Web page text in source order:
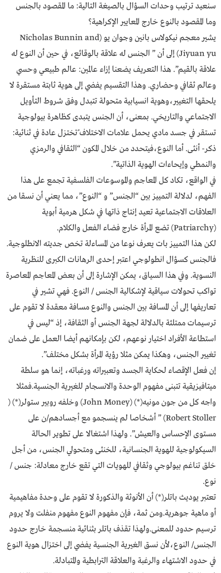
سنعيد ترتيب وحدات السؤال بالصيغة التالية: ما المقصود بالجنس
وما المقصود بالنوع خارج المعايير الإكراهية؟
يشير معجم نيكولاس بانين وجوان يو (Nicholas Bunnin and
Jiyuan yu) إلى أن ” الجنس له علاقة بالوقائع، في حين أن النوع له
علاقة بالقيم”. هذا التعريف يضعنا إزاء عالمين: عالم طبيعي وحسي
وعالم ثقافي وحضاري. وهذا التقسيم يفضي إلى هوية ثابتة مستقرة لا
يلحقها التغيير،وهوية انسيابية متحولة تتبدل وفق شروط التأويل
الاجتماعي والتاريخي. بمعنى، أن الجنس يتبدى كظاهرة بيولوجية
تستقر في جسد مادي يحمل علامات الاختلاف ُتختزل عادة في ثنائية:
ذكر- أنثى. أما النوع،فيتحدد من خلال المكون “الثقافي والرمزي
والنمطي وإيحاءات الهوية الذاتية”.
في الواقع، تكاد كل المعاجم والموسوعات الفلسفية تجمع على هذا
الفهم، لدلالة التمييز بين “الجنس” و “النوع”، مما يعني أن نسقا من
العلاقات الاجتماعية تعيد إنتاج ذاتها في شكل هرمية أبوية
(Patriarchy) تضع المرأة خارج فضاء الفعل والكلام.
لكن هذا التمييز بات يعرف نوعا من المساءلة تخص جديته الانطلوجية.
فالجنس كسؤال انطولوجي اعتبر إحدى الرهانات الكبرى للنظرية
النسوية. وفي هذا السياق، يمكن الإشارة إلى أن بعض المعاجم المعاصرة
تواكب تحولات سياقية لإشكالية الجنس / النوع. فهي تشير في
تعاريفها إلى أن المسافة بين الجنس والنوع مسافة معقدة لا تقوم على
ترسيمات ممتلئة بالدلالة لجهة الجنس أو الثقافة، إذ “ليس في
استطاعة الأفراد اختيار نوعهم، لكن بإمكانهم أيضا العمل على ضمان
تغيير الجنس، وهكذا يمكن مثلا رؤية المرأة بشكل مختلف”.
إن فعل الإقصاء لحكاية الجسد وتعبيراته ورغباته، إنما هو سلطة
ميتافيزيقية تتبنى مفهوم الوحدة والانسجام للغيرية الجنسية.فمثلا
واجه كل من جون مونيه(*) (John Money) وخلفه روبير ستولر(*) (
Robert Stoller) ” أشخاصا لم ينسجمو مع أجسادهم/ن على
مستوى الإحساس والعيش”. ولهذا اشتغالا على تطوير الحالة
السيكولوجية للهوية الجنسانية، للخنثى ومتحولي الجنس، من أجل
خلق تناغم بيولوجي وثقافي للهويات التي تقع خارج معادلة: جنس /
نوع.
تعتبر يوديث باتلر(*) أن الأنوثة والذكورة لا تقوم على وحدة مفاهيمية
أو ماهية جوهرية.ومن ثمة، فإن مفهوم النوع مفهوم منفلت ولا يروم
ترسيم حدود للمعنى.ولهذا تقذف باتلر بثنائية منسجمة خارج حدود
الجنس/ النوع،لأن نسق الغيرية الجنسية يفضي إلى اختزال هوية النوع
في حدود الاشتهاء والرغبة والعلاقة الترابطية والمتبادلة.